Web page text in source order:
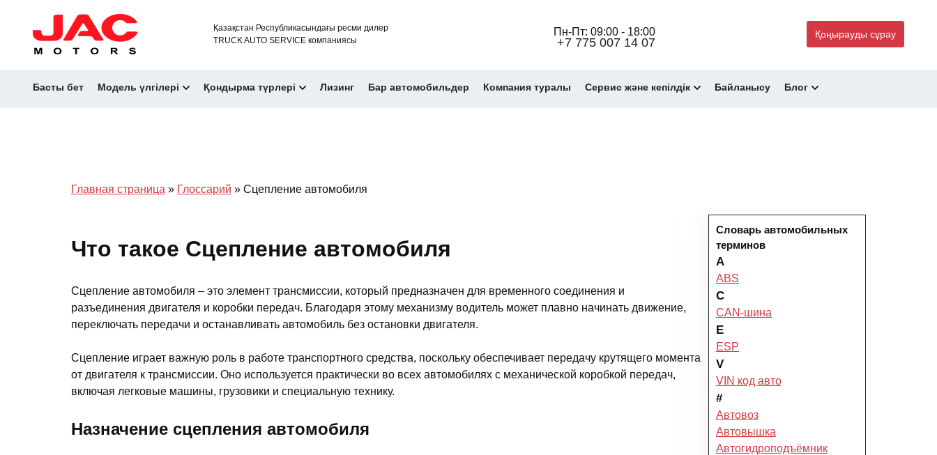
Қазақстан Республикасындағы ресми дилер
TRUCK AUTO SERVICE компаниясы
Пн-Пт: 09:00 - 18:00
+7 775 007 14 07
Қоңырауды сұрау
Басты бет Модель үлгілері Қондырма түрлері Лизинг Бар автомобильдер Компания туралы Cервис және кепілдік Байланысу Блог
Главная страница » Глоссарий » Сцепление автомобиля
Что такое Сцепление автомобиля
Сцепление автомобиля – это элемент трансмиссии, который предназначен для временного соединения и
разъединения двигателя и коробки передач. Благодаря этому механизму водитель может плавно начинать движение,
переключать передачи и останавливать автомобиль без остановки двигателя.
Сцепление играет важную роль в работе транспортного средства, поскольку обеспечивает передачу крутящего момента
от двигателя к трансмиссии. Оно используется практически во всех автомобилях с механической коробкой передач,
включая легковые машины, грузовики и специальную технику.
Назначение сцепления автомобиля
Словарь автомобильных
терминов
A
ABS
C
CAN-шина
E
ESP
V
VIN код авто
#
Автовоз
Автовышка
Автогидроподъёмник